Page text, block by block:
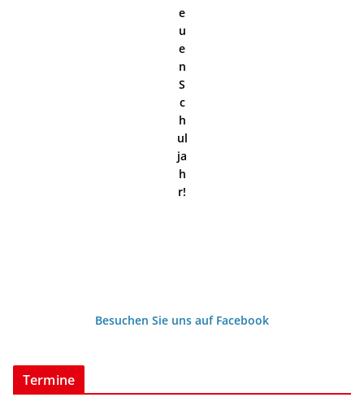
e
u
e
n
S
c
h
ul
ja
h
r!
Besuchen Sie uns auf Facebook
Termine